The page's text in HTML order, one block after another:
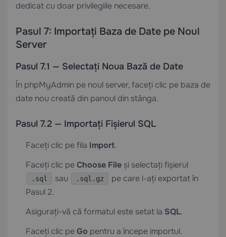
dedicat cu doar privilegiile necesare.
Pasul 7: Importați Baza de Date pe Noul
Server
Pasul 7.1 — Selectați Noua Bază de Date
În phpMyAdmin pe noul server, faceți clic pe baza de
date nou creată din panoul din stânga.
Pasul 7.2 — Importați Fișierul SQL
Faceți clic pe fila Import.
Faceți clic peChoose File și selectați fișierul
.sql sau .sql.gz
pe care l-ați exportat în
Pasul 2.
Asigurați-vă că formatul este setat la SQL.
Faceți clic peGo pentru a începe importul.